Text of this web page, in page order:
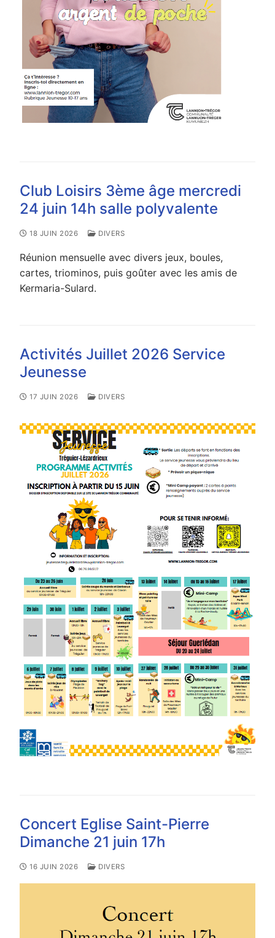
Club Loisirs 3ème âge mercredi
24 juin 14h salle polyvalente
18 JUIN 2026 DIVERS
Réunion mensuelle avec divers jeux, boules,
cartes, triominos, puis goûter avec les amis de
Kermaria-Sulard.
Activités Juillet 2026 Service
Jeunesse
17 JUIN 2026 DIVERS
Concert Eglise Saint-Pierre
Dimanche 21 juin 17h
16 JUIN 2026 DIVERS